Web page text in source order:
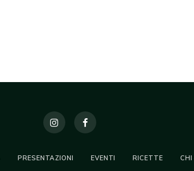
PRESENTAZIONI EVENTI RICETTE CHI